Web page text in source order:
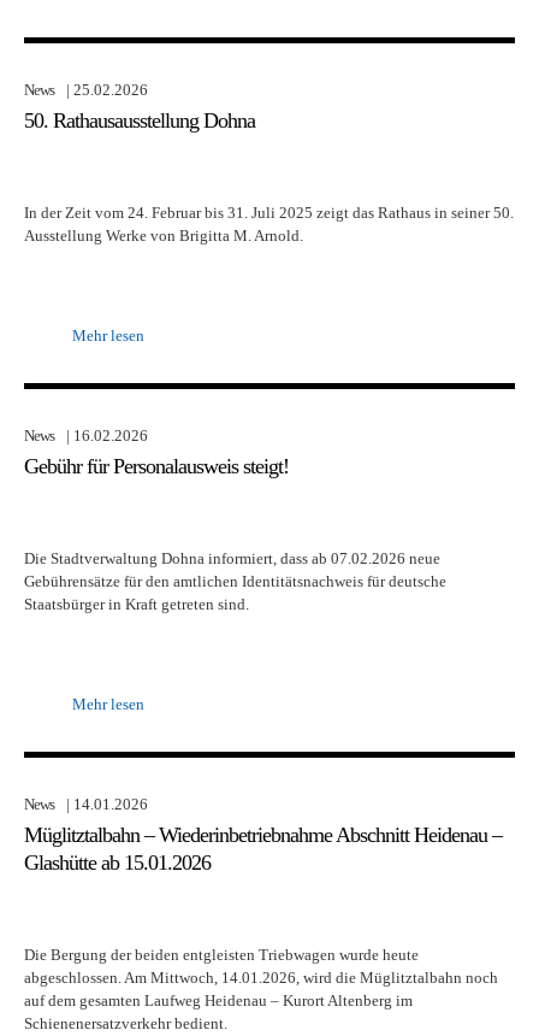
News | 25.02.2026
50. Rathausausstellung Dohna
In der Zeit vom 24. Februar bis 31. Juli 2025 zeigt das Rathaus in seiner 50.
Ausstellung Werke von Brigitta M. Arnold.
Mehr lesen
News | 16.02.2026
Gebühr für Personalausweis steigt!
Die Stadtverwaltung Dohna informiert, dass ab 07.02.2026 neue
Gebührensätze für den amtlichen Identitätsnachweis für deutsche
Staatsbürger in Kraft getreten sind.
Mehr lesen
News | 14.01.2026
Müglitztalbahn – Wiederinbetriebnahme Abschnitt Heidenau –
Glashütte ab 15.01.2026
Die Bergung der beiden entgleisten Triebwagen wurde heute
abgeschlossen. Am Mittwoch, 14.01.2026, wird die Müglitztalbahn noch
auf dem gesamten Laufweg Heidenau – Kurort Altenberg im
Schienenersatzverkehr bedient.